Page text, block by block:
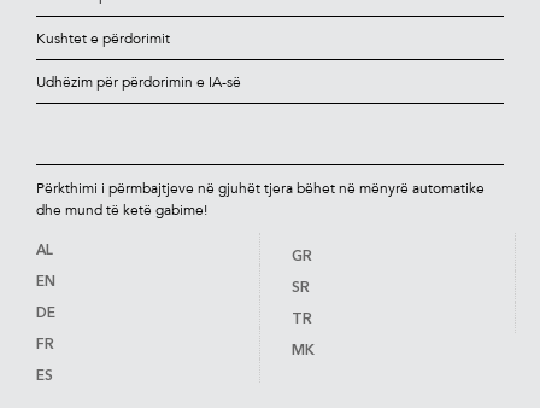
Kushtet e përdorimit
Udhëzim për përdorimin e IA-së
Përkthimi i përmbajtjeve në gjuhët tjera bëhet në mënyrë automatike
dhe mund të ketë gabime!
AL
EN
DE
FR
ES
GR
SR
TR
MK